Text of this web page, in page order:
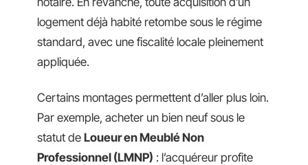
logement déjà habité retombe sous le régime
standard, avec une fiscalité locale pleinement
appliquée.
Certains montages permettent d’aller plus loin.
Par exemple, acheter un bien neuf sous le
statut de Loueur en Meublé Non
Professionnel (LMNP) : l’acquéreur profite